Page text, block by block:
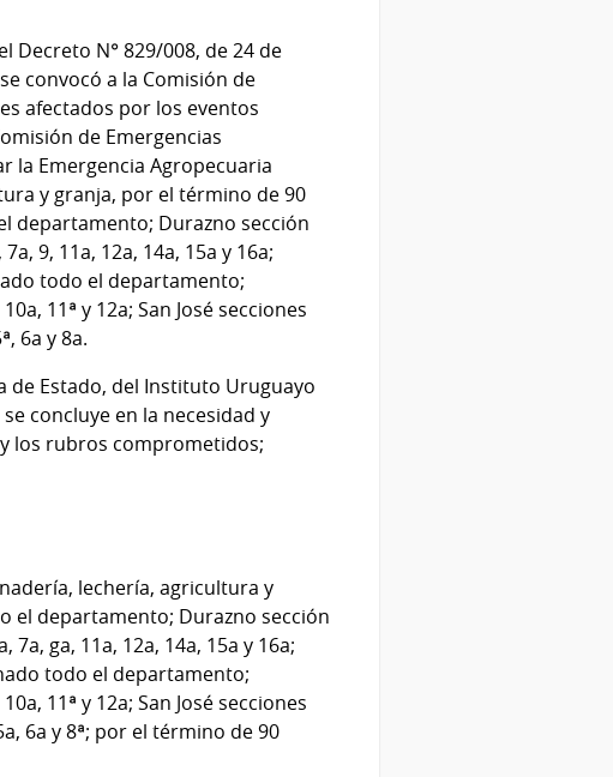
Decreto N° 829/008, de 24 de
convocó a la Comisión de
afectados por los eventos
de Emergencias
la Emergencia Agropecuaria
y granja, por el término de 90
departamento; Durazno sección
9, 11a, 12a, 14a, 15a y 16a;
todo el departamento;
11ª y 12a; San José secciones
6a y 8a.
de Estado, del Instituto Uruguayo
concluye en la necesidad y
los rubros comprometidos;
lechería, agricultura y
el departamento; Durazno sección
ga, 11a, 12a, 14a, 15a y 16a;
todo el departamento;
11ª y 12a; San José secciones
6a y 8ª; por el término de 90